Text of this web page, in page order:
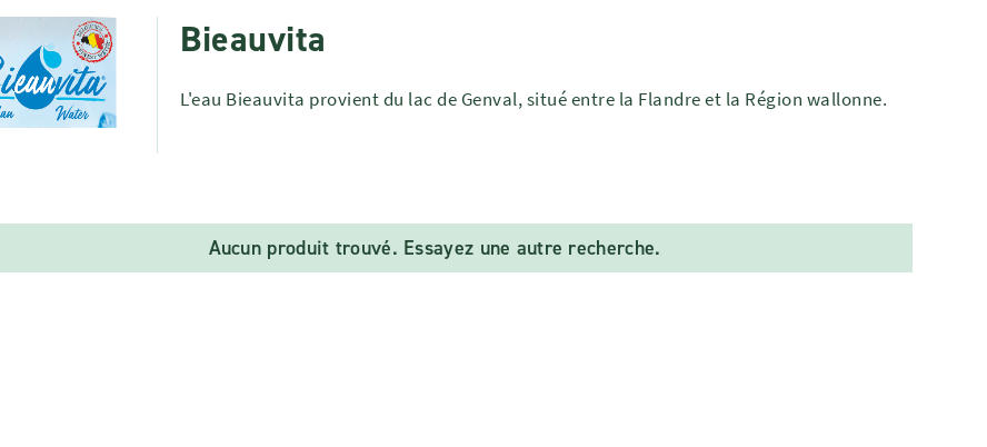
Bieauvita
L'eau Bieauvita provient du lac de Genval, situé entre la Flandre et la Région wallonne.
Aucun produit trouvé. Essayez une autre recherche.